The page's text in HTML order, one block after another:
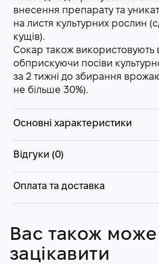
внесення препарату та
на листя культурних рослин
кущів).
Сокар також використовують
обприскуючи посіви
за 2 тижні до збирання
не більше 30%).
Основні характеристики
Відгуки (0)
Оплата та доставка
Вас також може
зацікавити